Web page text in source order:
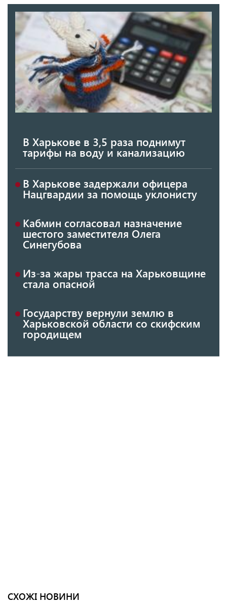
В Харькове в 3,5 раза поднимут
тарифы на воду и канализацию
В Харькове задержали офицера
Нацгвардии за помощь уклонисту
Кабмин согласовал назначение
шестого заместителя Олега
Синегубова
Из-за жары трасса на Харьковщине
стала опасной
Государству вернули землю в
Харьковской области со скифским
городищем
СХОЖІ НОВИНИ